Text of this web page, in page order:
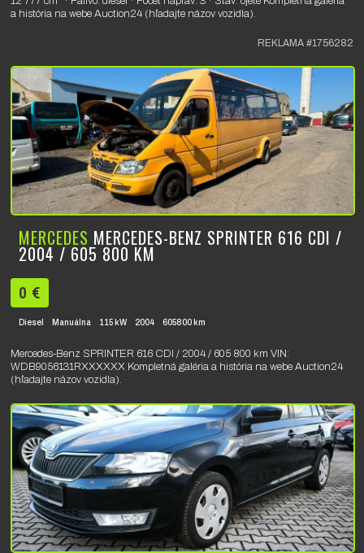
a história na webe Auction24 (hľadajte názov vozidla).
REKLAMA #1756282
MERCEDES MERCEDES-BENZ SPRINTER 616 CDI /
2004 / 605 800 KM
0 €
Diesel Manuálna 115 kW 2004 605800 km
Mercedes-Benz SPRINTER 616 CDI / 2004 / 605 800 km VIN:
WDB9056131RXXXXXX Kompletná galéria a história na webe Auction24
(hľadajte názov vozidla).